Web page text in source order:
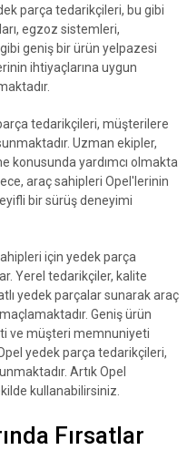
parça tedarikçileri, bu gibi
egzoz sistemleri,
geniş bir ürün yelpazesi
ihtiyaçlarına uygun
tedarikçileri, müşterilere
Uzman ekipler,
konusunda yardımcı olmakta
araç sahipleri Opel'lerinin
bir sürüş deneyimi
için yedek parça
Yerel tedarikçiler, kalite
yedek parçalar sunarak araç
Geniş ürün
ve müşteri memnuniyeti
yedek parça tedarikçileri,
Artık Opel
kullanabilirsiniz.
Fırsatlar